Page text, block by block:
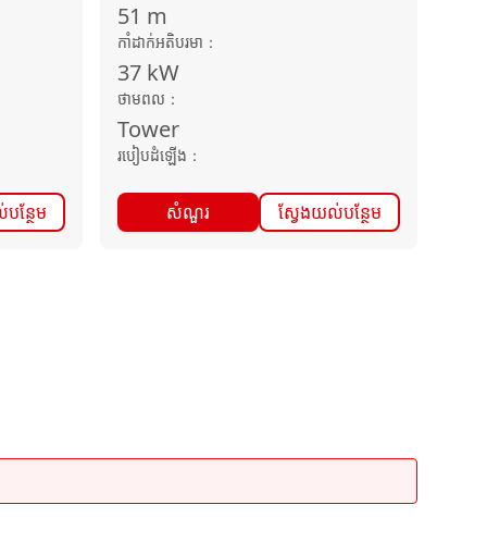
ន្ថែម
51 m
កាំដាក់អតិបរមា ：
37 kW
ថាមពល ：
Tower
របៀបដំឡើង ：
សំណួរ ស្វែងយល់បន្ថែម